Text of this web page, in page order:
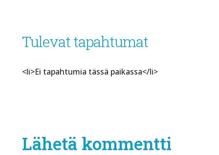
Tulevat tapahtumat
<li>Ei tapahtumia tässä paikassa</li>
Lähetä kommentti